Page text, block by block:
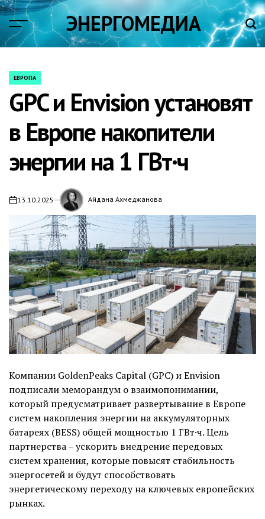
Skip
content
ЭНЕРГОМЕДИА
POSTED
ЕВРОПА
GPC и Envision установят
в Европе накопители
энергии на 1 ГВт·ч
on13.10.2025 Айдана Ахмеджанова
Компании GoldenPeaks Capital (GPC) и Envision
подписали меморандум о взаимопонимании,
который предусматривает развертывание в Европе
систем накопления энергии на аккумуляторных
батареях (BESS) общей мощностью 1 ГВт·ч. Цель
партнерства – ускорить внедрение передовых
систем хранения, которые повысят стабильность
энергосетей и будут способствовать
энергетическому переходу на ключевых европейских
рынках.